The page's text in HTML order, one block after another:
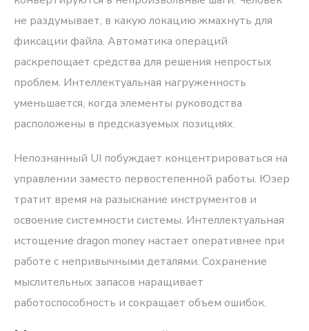
не раздумывает, в какую локацию жмахнуть для
фиксации файла. Автоматика операций
раскрепощает средства для решения непростых
проблем. Интеллектуальная нагруженность
уменьшается, когда элементы руководства
расположены в предсказуемых позициях.
Непознанный UI побуждает концентрироваться на
управлении заместо первостепенной работы. Юзер
тратит время на разыскание инструментов и
освоение системности системы. Интеллектуальная
истощение dragon money настает оперативнее при
работе с непривычными деталями. Сохранение
мыслительных запасов наращивает
работоспособность и сокращает объем ошибок.